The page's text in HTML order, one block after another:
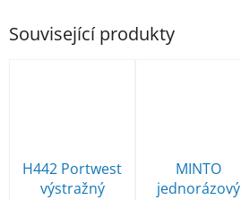
Související produkty
H442 Portwest
výstražný
MINTO
jednorázový